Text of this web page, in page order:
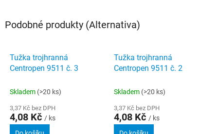
Podobné produkty (Alternativa)
Tužka trojhranná
Centropen 9511 č. 3
Skladem (>20 ks)
3,37 Kč bez DPH
4,08 Kč / ks
Tužka trojhranná
Centropen 9511 č. 2
Skladem (>20 ks)
3,37 Kč bez DPH
4,08 Kč / ks